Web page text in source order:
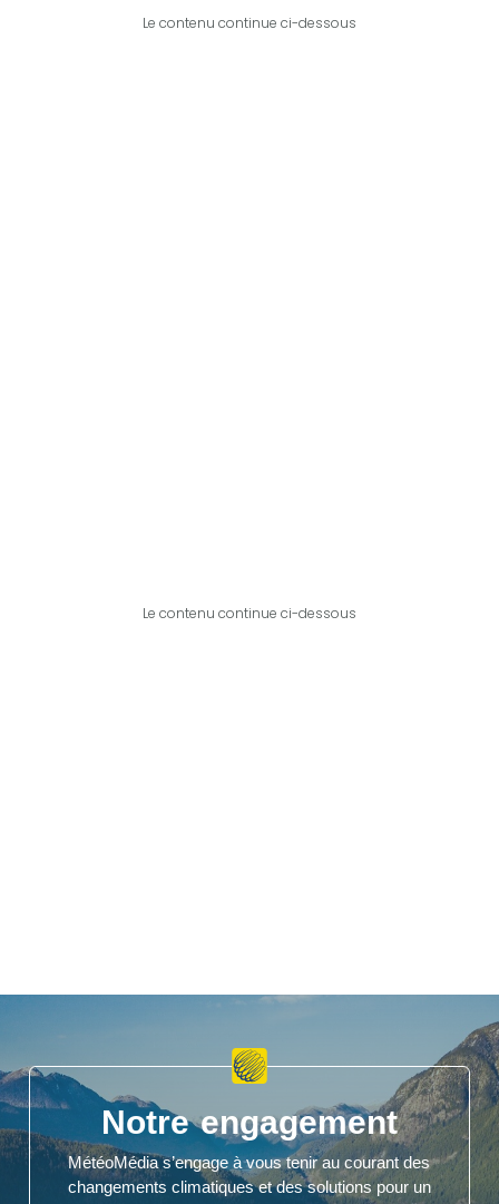
Le contenu continue ci-dessous
Le contenu continue ci-dessous
Notre engagement
MétéoMédia s’engage à vous tenir au courant des
changements climatiques et des solutions pour un